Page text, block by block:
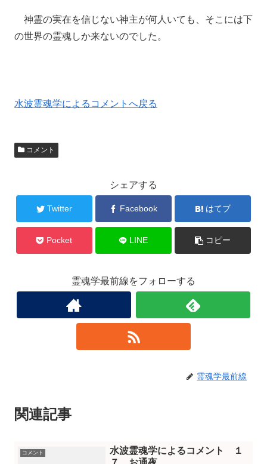
神霊の実在を信じない神主が何人いても、そこには下
の世界の霊魂しか来ないのでした。
水波霊魂学によるコメントへ戻る
コメント
シェアする
Twitter Facebook はてブ
Pocket LINE コピー
霊魂学最前線をフォローする
霊魂学最前線
関連記事
コメント
水波霊魂学によるコメント １